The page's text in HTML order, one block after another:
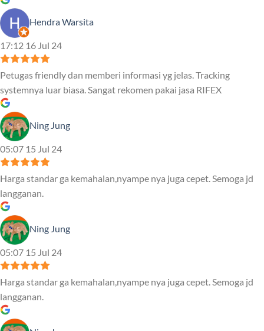
Hendra Warsita
17:12 16 Jul 24
Petugas friendly dan memberi informasi yg jelas. Tracking
systemnya luar biasa. Sangat rekomen pakai jasa RIFEX
Ning Jung
05:07 15 Jul 24
Harga standar ga kemahalan,nyampe nya juga cepet. Semoga jd
langganan.
Ning Jung
05:07 15 Jul 24
Harga standar ga kemahalan,nyampe nya juga cepet. Semoga jd
langganan.